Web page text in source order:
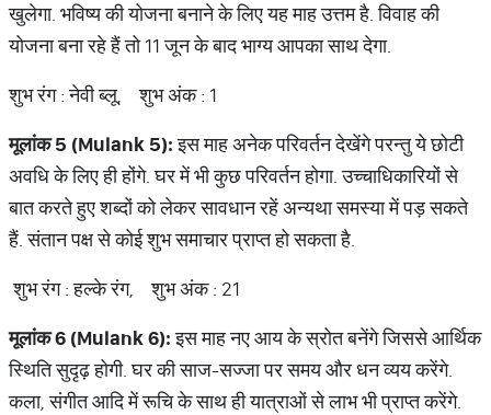
खुलेगा. भविष्य की योजना बनाने के लिए यह माह उत्तम है. विवाह की
योजना बना रहे हैं तो 11 जून के बाद भाग्य आपका साथ देगा.
शुभ रंग : नेवी ब्लू, शुभ अंक : 1
मूलांक5 (Mulank 5):इस माह अनेक परिवर्तन देखेंगे परन्तु ये छोटी
अवधि के लिए ही होंगे. घर में भी कुछ परिवर्तन होगा. उच्चाधिकारियों से
बात करते हुए शब्दों को लेकर सावधान रहें अन्यथा समस्या में पड़ सकते
हैं. संतान पक्ष से कोई शुभ समाचार प्राप्त हो सकता है.
शुभ रंग : हल्के रंग, शुभ अंक : 21
मूलांक6 (Mulank 6):इस माह नए आय के स्रोत बनेंगे जिससे आर्थिक
स्थिति सुदृढ़ होगी. घर की साज-सज्जा पर समय और धन व्यय करेंगे.
कला, संगीत आदि में रूचि के साथ ही यात्राओं से लाभ भी प्राप्त करेंगे.